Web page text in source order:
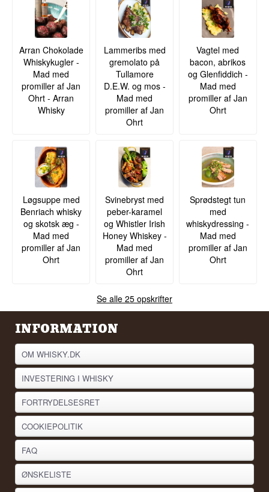
Arran Chokolade
Whiskykugler -
Mad med
promiller af Jan
Ohrt - Arran
Whisky
Lammeribs med
gremolato på
Tullamore
D.E.W. og mos -
Mad med
promiller af Jan
Ohrt
Vagtel med
bacon, abrikos
og Glenfiddich -
Mad med
promiller af Jan
Ohrt
Løgsuppe med
Benriach whisky
og skotsk æg -
Mad med
promiller af Jan
Ohrt
Svinebryst med
peber-karamel
og Whistler Irish
Honey Whiskey -
Mad med
promiller af Jan
Ohrt
Sprødstegt tun
med
whiskydressing -
Mad med
promiller af Jan
Ohrt
Se alle 25 opskrifter
INFORMATION
OM WHISKY.DK
INVESTERING I WHISKY
FORTRYDELSESRET
COOKIEPOLITIK
FAQ
ØNSKELISTE